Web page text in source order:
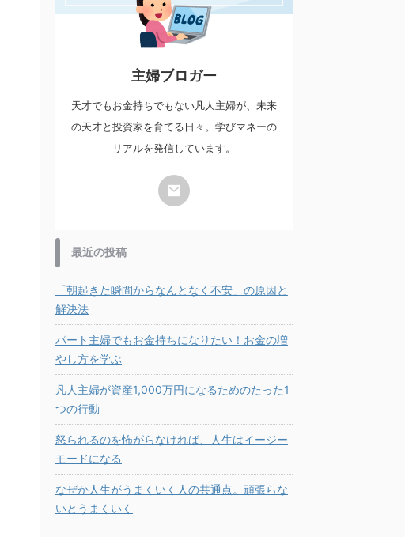
主婦ブロガー
天才でもお金持ちでもない凡人主婦が、未来
の天才と投資家を育てる日々。学びマネーの
リアルを発信しています。
最近の投稿
「朝起きた瞬間からなんとなく不安」の原因と
解決法
パート主婦でもお金持ちになりたい！お金の増
やし方を学ぶ
凡人主婦が資産1,000万円になるためのたった1
つの行動
怒られるのを怖がらなければ、人生はイージー
モードになる
なぜか人生がうまくいく人の共通点。頑張らな
いとうまくいく